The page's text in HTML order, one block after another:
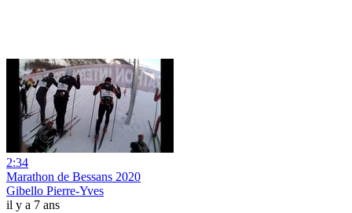
2:34
Marathon de Bessans 2020
Gibello Pierre-Yves
il y a 7 ans